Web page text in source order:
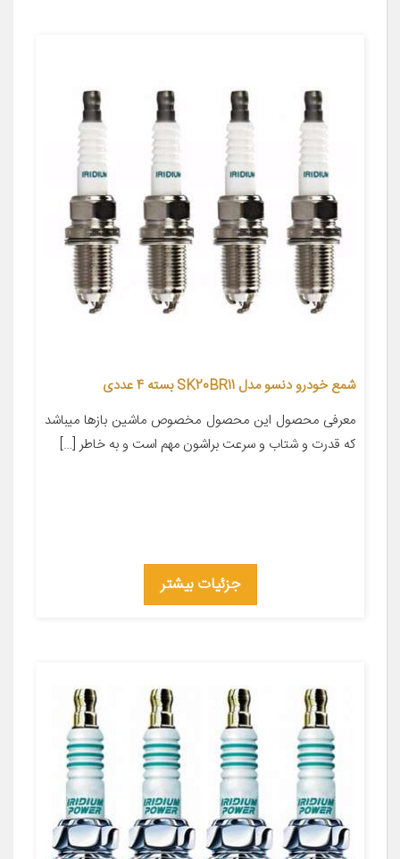
شمع خودرو دنسو مدل SK20BR11 بسته 4 عددی
معرفی محصول این محصول مخصوص ماشین بازها میباشد
که قدرت و شتاب و سرعت براشون مهم است و به خاطر […]
جزئیات بیشتر